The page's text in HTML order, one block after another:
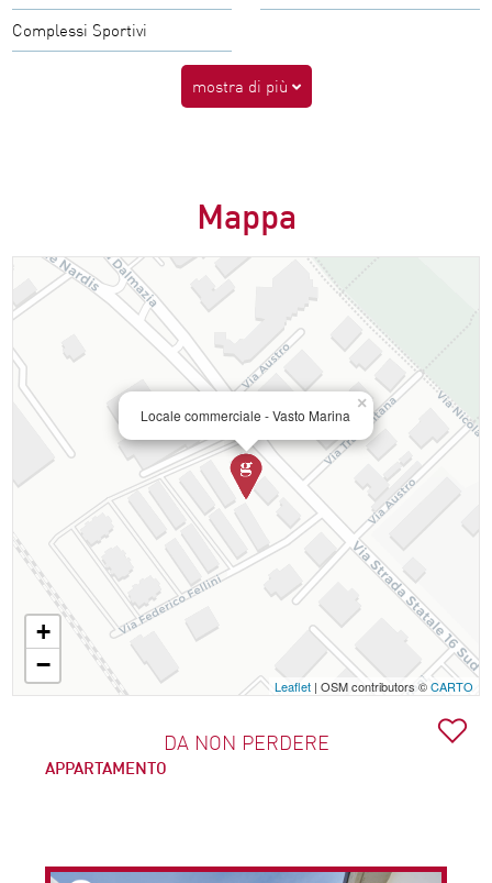
Complessi Sportivi
mostra di più
Mappa
Locale commerciale - Vasto Marina
×
+
−
Leaflet| OSM contributors ©CARTO
DA NON PERDERE
APPARTAMENTO